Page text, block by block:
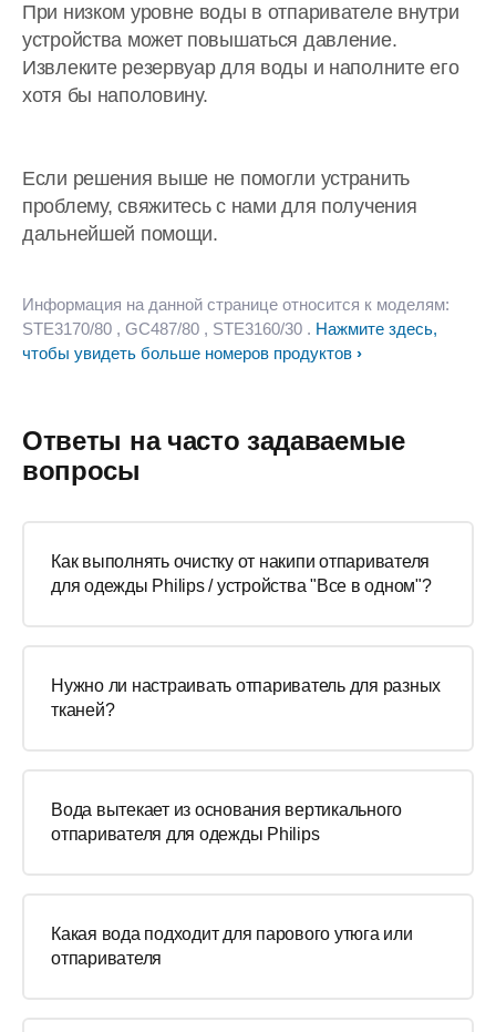
При низком уровне воды в отпаривателе внутри
устройства может повышаться давление.
Извлеките резервуар для воды и наполните его
хотя бы наполовину.
Если решения выше не помогли устранить
проблему, свяжитесь с нами для получения
дальнейшей помощи.
Информация на данной странице относится к моделям:
STE3170/80 , GC487/80 , STE3160/30 . Нажмите здесь,
чтобы увидеть больше номеров продуктов
Ответы на часто задаваемые
вопросы
Как выполнять очистку от накипи отпаривателя
для одежды Philips / устройства "Все в одном"?
Нужно ли настраивать отпариватель для разных
тканей?
Вода вытекает из основания вертикального
отпаривателя для одежды Philips
Какая вода подходит для парового утюга или
отпаривателя